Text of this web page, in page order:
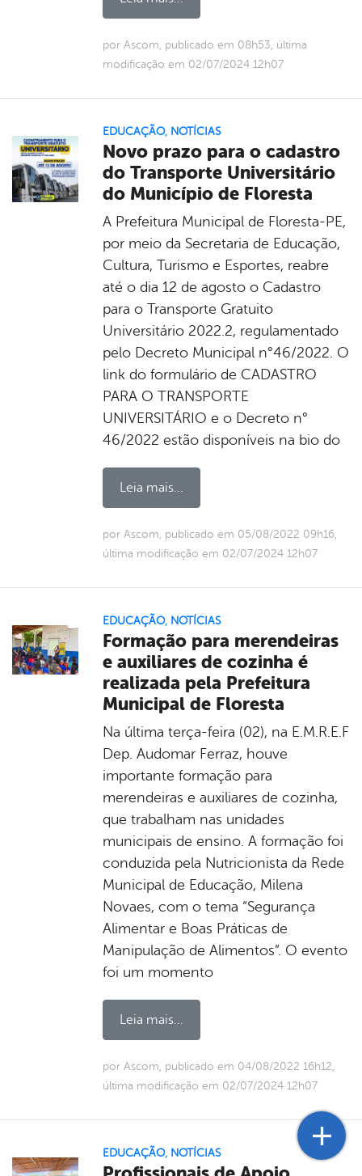
por Ascom, publicado em 08h53, última
modificação em 02/07/2024 12h07
EDUCAÇÃO, NOTÍCIAS
Novo prazo para o cadastro
do Transporte Universitário
do Município de Floresta
A Prefeitura Municipal de Floresta-PE,
por meio da Secretaria de Educação,
Cultura, Turismo e Esportes, reabre
até o dia 12 de agosto o Cadastro
para o Transporte Gratuito
Universitário 2022.2, regulamentado
pelo Decreto Municipal n°46/2022. O
link do formulário de CADASTRO
PARA O TRANSPORTE
UNIVERSITÁRIO e o Decreto n°
46/2022 estão disponíveis na bio do
Leia mais...
por Ascom, publicado em 05/08/2022 09h16,
última modificação em 02/07/2024 12h07
EDUCAÇÃO, NOTÍCIAS
Formação para merendeiras
e auxiliares de cozinha é
realizada pela Prefeitura
Municipal de Floresta
Na última terça-feira (02), na E.M.R.E.F
Dep. Audomar Ferraz, houve
importante formação para
merendeiras e auxiliares de cozinha,
que trabalham nas unidades
municipais de ensino. A formação foi
conduzida pela Nutricionista da Rede
Municipal de Educação, Milena
Novaes, com o tema “Segurança
Alimentar e Boas Práticas de
Manipulação de Alimentos”. O evento
foi um momento
Leia mais...
por Ascom, publicado em 04/08/2022 16h12,
última modificação em 02/07/2024 12h07
EDUCAÇÃO, NOTÍCIAS